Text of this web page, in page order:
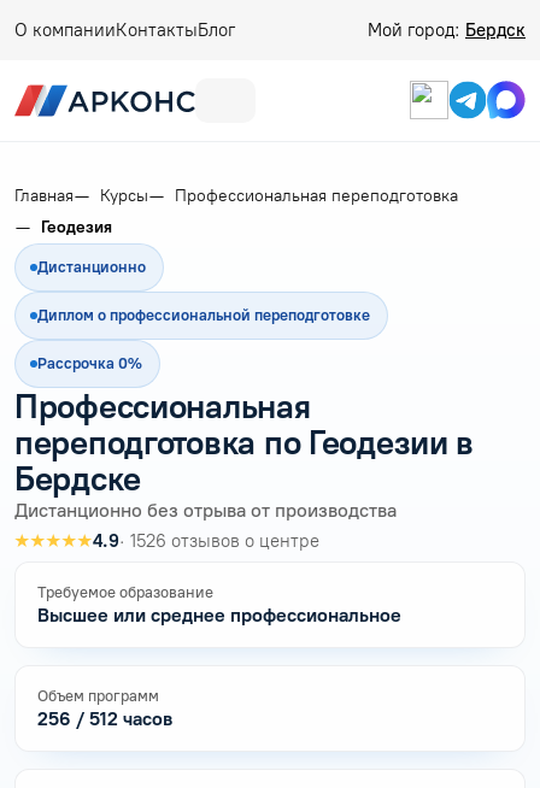
О компанииКонтактыБлог Мой город: Бердск
Главная Курсы
Профессиональная переподготовка
Геодезия
Дистанционно
Диплом о профессиональной переподготовке
Рассрочка 0%
Профессиональная
переподготовка по Геодезии в
Бердске
Дистанционно без отрыва от производства
★★★★★4.9· 1526 отзывов о центре
Требуемое образование
Высшее или среднее профессиональное
Объем программ
256 / 512 часов